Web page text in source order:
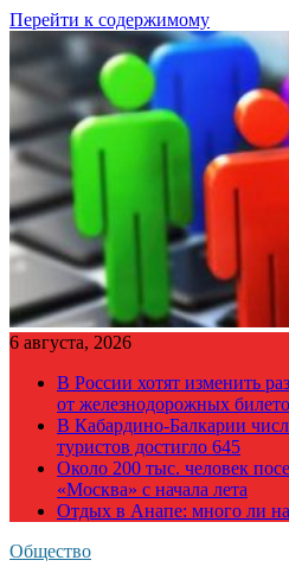
Перейти к содержимому
6 августа, 2026
В России хотят изменить
от железнодорожных
В Кабардино-Балкарии
туристов достигло 645
Около 200 тыс. человек
«Москва» с начала лета
Отдых в Анапе: много ли
Общество